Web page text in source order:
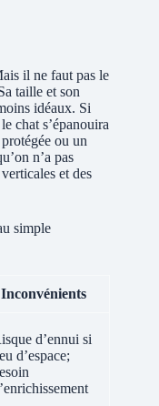
il ne faut pas le
taille et son
idéaux. Si
chat s’épanouira
ou un
n’a pas
et des
simple
Inconvénients
d’ennui si
d’espace;